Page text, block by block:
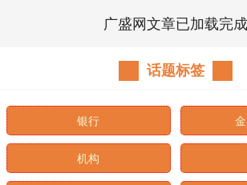
广盛网文章已加载完成
话题标签
银行
机构